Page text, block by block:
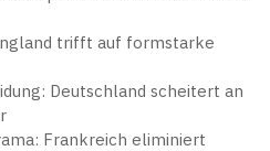
trifft auf formstarke
Deutschland scheitert an
Frankreich eliminiert